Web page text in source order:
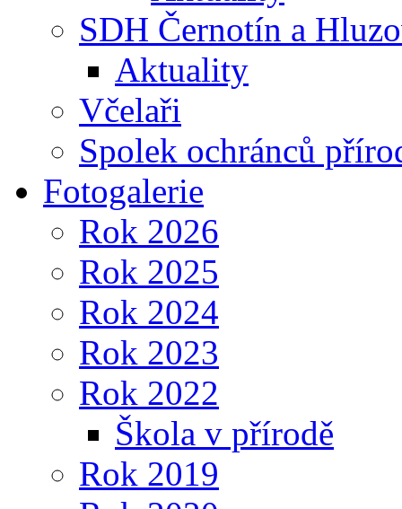
SDH Černotín a
Aktuality
Včelaři
Spolek ochránců
Fotogalerie
Rok 2026
Rok 2025
Rok 2024
Rok 2023
Rok 2022
Škola v přírodě
Rok 2019